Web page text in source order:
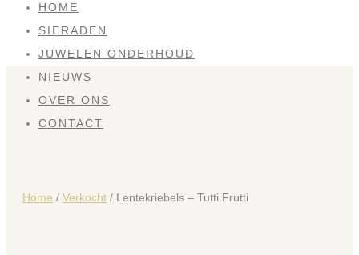
HOME
SIERADEN
JUWELEN ONDERHOUD
NIEUWS
OVER ONS
CONTACT
Home / Verkocht / Lentekriebels – Tutti Frutti